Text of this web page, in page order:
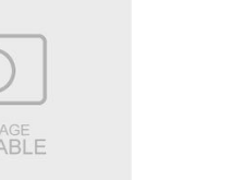
xe liên kết chắc
hoặc lắc nhẹ